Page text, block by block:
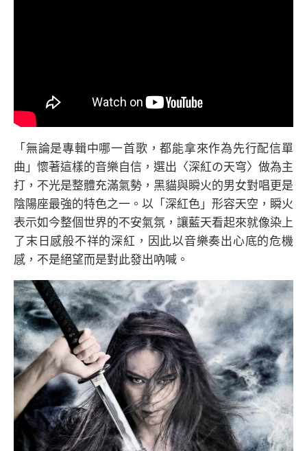
「無論是專輯中哪一首歌，都能拿來作為先行配信單
曲」懷著這樣的音樂自信，選出〈深紅の天穹〉做為主
打，不光是整體充滿氣勢，黑貓與瞬火的男女對唱更是
陰陽座最強的特色之一。以「深紅色」形容天空，瞬火
表示如今整個世界的不安氣氛，讓藍天看起來就像染上
了末日感般不祥的深紅，因此以音樂奏出心底的危機
感，不是絕望而是對此發出吶喊。